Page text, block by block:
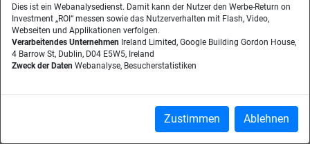
Zeitschrift
Magazin
Aktuelle Ausgabe
Jahres-Abo
Kurzcharakteristik
Autorenhinweise
Dies ist ein Webanalysedienst. Damit kann der Nutzer den Werbe-Return on
Investment „ROI“ messen sowie das Nutzerverhalten mit Flash, Video,
Webseiten und Applikationen verfolgen.
Verarbeitendes Unternehmen Ireland Limited, Google Building Gordon House,
4 Barrow St, Dublin, D04 E5W5, Ireland
Zweck der Daten Webanalyse, Besucherstatistiken
Zustimmen Ablehnen